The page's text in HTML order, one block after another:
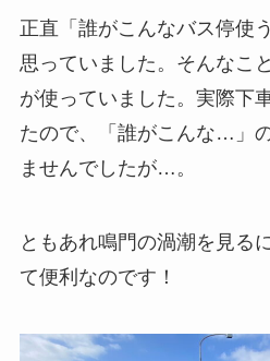
正直「誰がこんなバス停使
思っていました。そんなこ
が使っていました。実際下
たので、「誰がこんな…」
ませんでしたが…。
ともあれ鳴門の渦潮を見る
て便利なのです！